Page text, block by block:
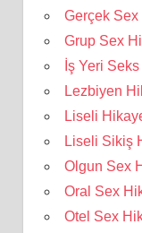
Gerçek
Grup Sex
İş Yeri
Lezbiyen
Liseli
Liseli Sikiş
Olgun Sex
Oral Sex
Otel Sex